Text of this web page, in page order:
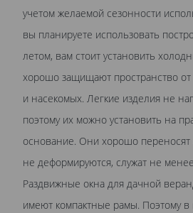
учетом желаемой сезонности
вы планируете использовать
летом, вам стоит установить
хорошо защищают пространство от
и насекомых. Легкие изделия не
поэтому их можно установить на
основание. Они хорошо переносят
не деформируются, служат не
Раздвижные окна для дачной
имеют компактные рамы. Поэтому в